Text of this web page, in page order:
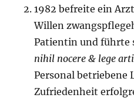
1982 befreite ein
Willen
Pati­entin und führte
nihil nocere & lege
Personal be­triebene
Zufrieden­heit